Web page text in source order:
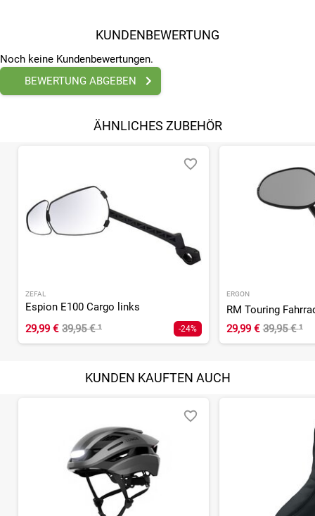
KUNDENBEWERTUNG
Noch keine Kundenbewertungen.
BEWERTUNG ABGEBEN
ÄHNLICHES ZUBEHÖR
ZEFAL
Espion E100 Cargo links
29,99 € 39,95 €¹ -24%
ERGON
RM Touring
29,99 € 39,95 €¹
KUNDEN KAUFTEN AUCH